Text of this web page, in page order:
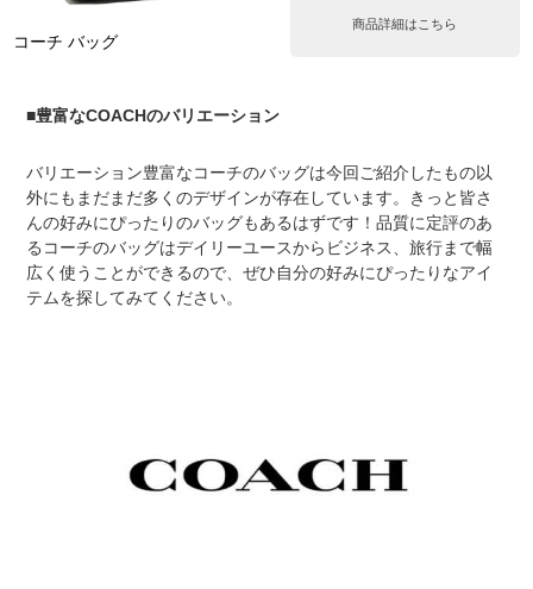
コーチ バッグ
商品詳細はこちら
■豊富なCOACHのバリエーション
バリエーション豊富なコーチのバッグは今回ご紹介したもの以
外にもまだまだ多くのデザインが存在しています。きっと皆さ
んの好みにぴったりのバッグもあるはずです！品質に定評のあ
るコーチのバッグはデイリーユースからビジネス、旅行まで幅
広く使うことができるので、ぜひ自分の好みにぴったりなアイ
テムを探してみてください。